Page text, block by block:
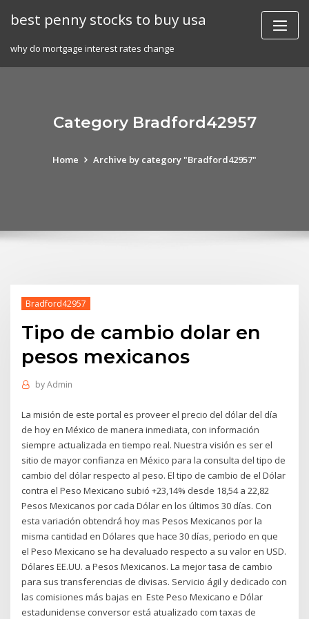
best penny stocks to buy usa
why do mortgage interest rates change
Category Bradford42957
Home Archive by category "Bradford42957"
Bradford42957
Tipo de cambio dolar en
pesos mexicanos
byAdmin
La misión de este portal es proveer el precio del dólar del día
de hoy en México de manera inmediata, con información
siempre actualizada en tiempo real. Nuestra visión es ser el
sitio de mayor confianza en México para la consulta del tipo de
cambio del dólar respecto al peso. El tipo de cambio de el Dólar
contra el Peso Mexicano subió +23,14% desde 18,54 a 22,82
Pesos Mexicanos por cada Dólar en los últimos 30 días. Con
esta variación obtendrá hoy mas Pesos Mexicanos por la
misma cantidad en Dólares que hace 30 días, periodo en que
el Peso Mexicano se ha devaluado respecto a su valor en USD.
Dólares EE.UU. a Pesos Mexicanos. La mejor tasa de cambio
para sus transferencias de divisas. Servicio ágil y dedicado con
las comisiones más bajas en Este Peso Mexicano e Dólar
estadunidense conversor está atualizado com taxas de